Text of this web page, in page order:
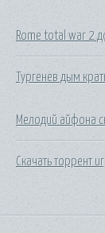
Rome total war 2
Тургенев дым
Мелодий айфона
Скачать торрент